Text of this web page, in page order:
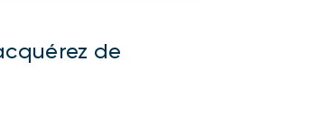
de